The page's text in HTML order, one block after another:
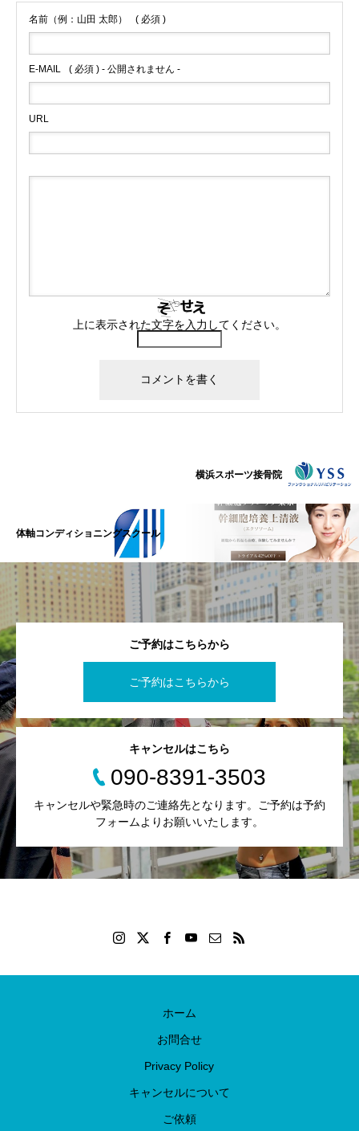
名前（例：山田 太郎） ( 必須 )
E-MAIL ( 必須 ) - 公開されません -
URL
上に表示された文字を入力してください。
横浜スポーツ接骨院
体軸コンディショニングスクール
ご予約はこちらから
ご予約はこちらから
キャンセルはこちら
090-8391-3503
キャンセルや緊急時のご連絡先となります。ご予約は予約
フォームよりお願いいたします。
ホーム
お問合せ
Privacy Policy
キャンセルについて
ご依頼